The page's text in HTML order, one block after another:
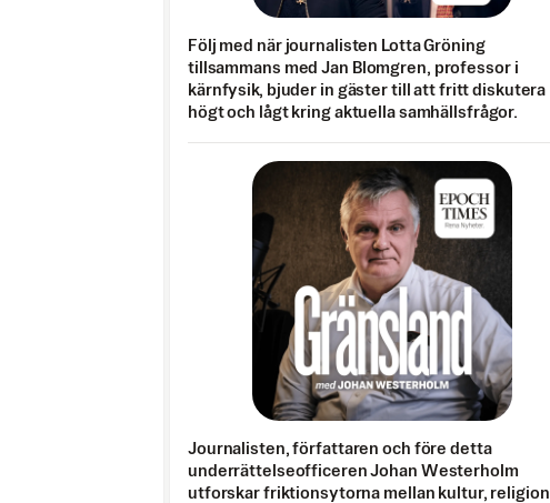
Följ med när journalisten Lotta Gröning
tillsammans med Jan Blomgren, professor i
kärnfysik, bjuder in gäster till att fritt diskutera
högt och lågt kring aktuella samhällsfrågor.
Journalisten, författaren och före detta
underrättelseofficeren Johan Westerholm
utforskar friktionsytorna mellan kultur, religion